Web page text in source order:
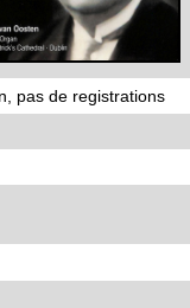
pas de registrations